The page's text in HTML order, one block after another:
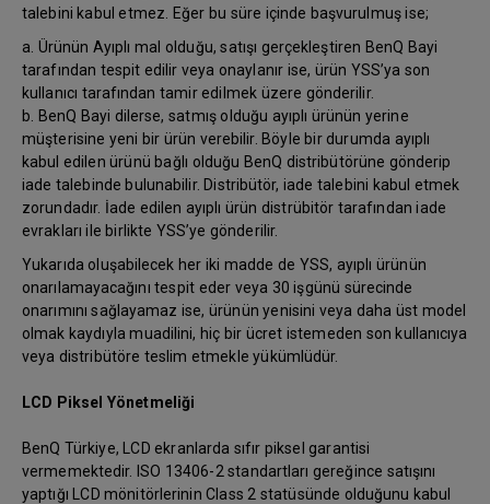
talebini kabul etmez. Eğer bu süre içinde başvurulmuş ise;
a. Ürünün Ayıplı mal olduğu, satışı gerçekleştiren BenQ Bayi
tarafından tespit edilir veya onaylanır ise, ürün YSS’ya son
kullanıcı tarafından tamir edilmek üzere gönderilir.
b. BenQ Bayi dilerse, satmış olduğu ayıplı ürünün yerine
müşterisine yeni bir ürün verebilir. Böyle bir durumda ayıplı
kabul edilen ürünü bağlı olduğu BenQ distribütörüne gönderip
iade talebinde bulunabilir. Distribütör, iade talebini kabul etmek
zorundadır. İade edilen ayıplı ürün distrübitör tarafından iade
evrakları ile birlikte YSS’ye gönderilir.
Yukarıda oluşabilecek her iki madde de YSS, ayıplı ürünün
onarılamayacağını tespit eder veya 30 işgünü sürecinde
onarımını sağlayamaz ise, ürünün yenisini veya daha üst model
olmak kaydıyla muadilini, hiç bir ücret istemeden son kullanıcıya
veya distribütöre teslim etmekle yükümlüdür.
LCD Piksel Yönetmeliği
BenQ Türkiye, LCD ekranlarda sıfır piksel garantisi
vermemektedir. ISO 13406-2 standartları gereğince satışını
yaptığı LCD mönitörlerinin Class 2 statüsünde olduğunu kabul